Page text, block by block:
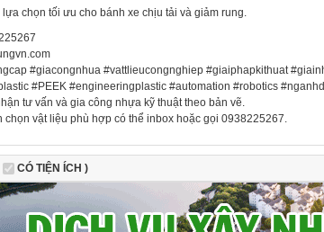
chọn tối ưu cho bánh xe chịu tải và giảm rung.
#giacongnhua #vattlieucongnghiep #giaiphapkithuat
#PEEK #engineeringplastic #automation #robotics
tư vấn và gia công nhựa kỹ thuật theo bản vẽ.
chọn vật liệu phù hợp có thể inbox hoặc gọi 0938225267.
CÓ TIỆN ÍCH )